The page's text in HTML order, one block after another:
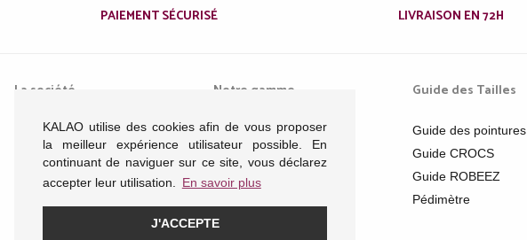
KALAO utilise des cookies afin de vous proposer
la meilleur expérience utilisateur possible. En
continuant de naviguer sur ce site, vous déclarez
accepter leur utilisation.
En savoir plus
J'ACCEPTE
PAIEMENT SÉCURISÉ LIVRAISON EN 72H
La société
Mentions légales
Conditions générales de
Notre gamme
Femme
Homme
Enfant
Guide des Tailles
Guide des pointures
Guide CROCS
Guide ROBEEZ
Pédimètre